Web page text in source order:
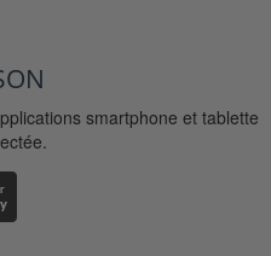
smartphone et tablette